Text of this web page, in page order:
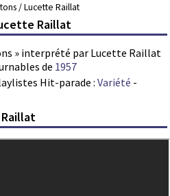
/ Lucette Raillat
Raillat
» interprété par Lucette Raillat
de 1957
Hit-parade :Variété -